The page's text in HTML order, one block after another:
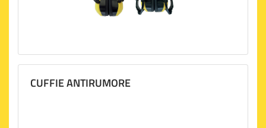
CUFFIE ANTIRUMORE